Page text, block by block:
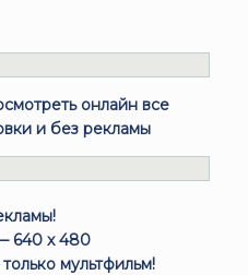
онлайн все
и без рекламы
640 x 480
мультфильм!